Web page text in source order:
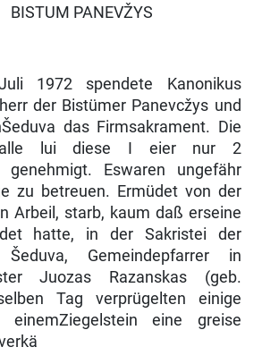
BISTUM PANEVŽYS
1972 spendete Kanonikus
der Bistümer Panevcžys und
das Firmsakrament. Die
halle lui diese I eier nur 2
genehmigt. Eswaren ungefähr
zu betreuen. Ermüdet von der
Arbeil, starb, kaum daß erseine
hatte, in der Sakristei der
Gemeindepfarrer in
Juozas Razanskas (geb.
Tag verprügelten einige
einemZiegelstein eine greise